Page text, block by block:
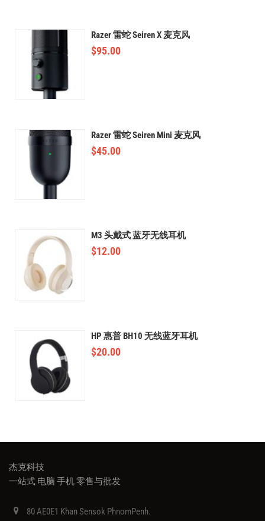
Razer 雷蛇 Seiren X 麦克风
$95.00
Razer 雷蛇 Seiren Mini 麦克风
$45.00
M3 头戴式 蓝牙无线耳机
$12.00
HP 惠普 BH10 无线蓝牙耳机
$20.00
杰克科技
一站式 电脑 手机 零售与批发
80 AE0E1 Khan Sensok PhnomPenh.